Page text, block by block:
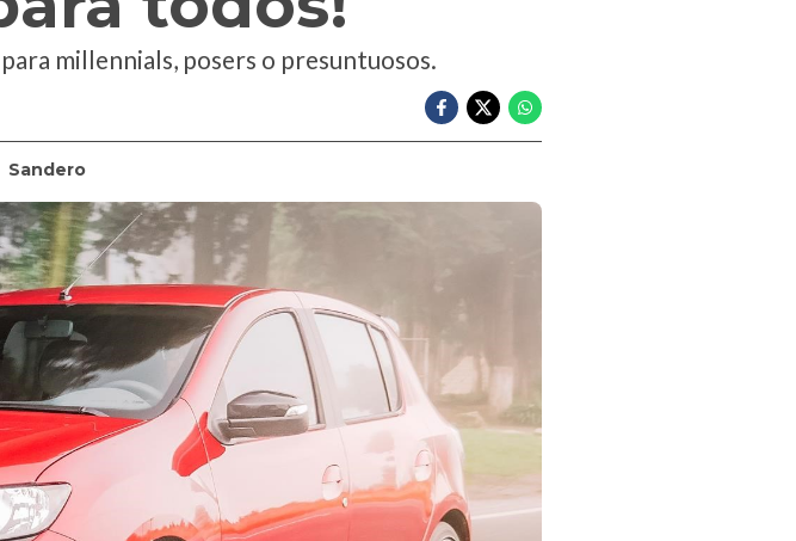
millennials, posers o presuntuosos.
Sandero